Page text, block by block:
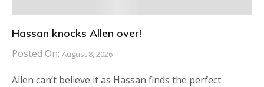
Hassan knocks Allen over!
Posted On: August 8, 2026
Allen can’t believe it as Hassan finds the perfect